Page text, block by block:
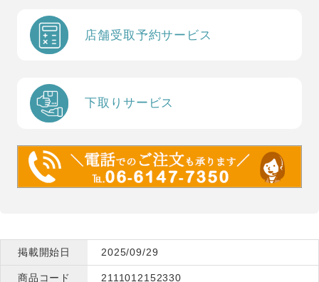
店舗受取予約サービス
下取りサービス
掲載開始日 2025/09/29
商品コード 2111012152330